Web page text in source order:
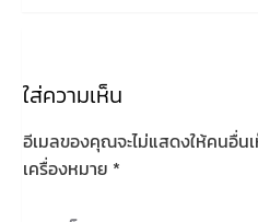
ใส่ความเห็น
อีเมลของคุณจะไม่แสดงให้คนอื่น
เครื่องหมาย *